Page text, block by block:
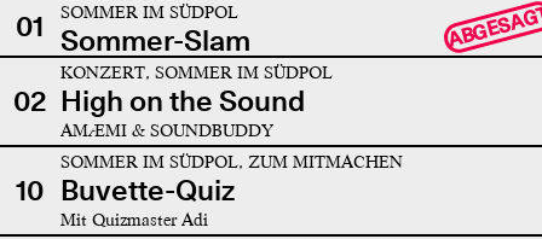
01 SOMMER IM SÜDPOL
Sommer-Slam
02
KONZERT, SOMMER IM SÜDPOL
High on the Sound
AMÆMI & SOUNDBUDDY
10
SOMMER IM SÜDPOL, ZUM MITMACHEN
Buvette-Quiz
Mit Quizmaster Adi